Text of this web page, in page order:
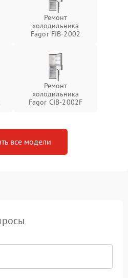
Ремонт
холодильника
Fagor FIB-2002
Ремонт
холодильника
Fagor CIB-2002F
все модели